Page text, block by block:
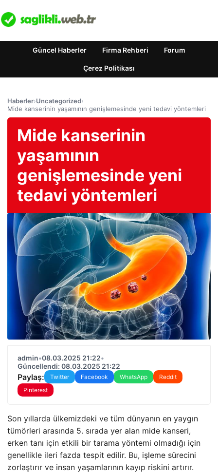
Güncel Haberler Firma Rehberi Forum
Çerez Politikası
Haberler›Uncategorized›
Mide kanserinin yaşamının genişlemesinde yeni tedavi yöntemleri
Mide kanserinin
yaşamının
genişlemesinde yeni
tedavi yöntemleri
admin•08.03.2025 21:22•
Güncellendi: 08.03.2025 21:22
Paylaş: Twitter Facebook WhatsApp
Reddit
Pinterest
Son yıllarda ülkemizdeki ve tüm dünyanın en yaygın
tümörleri arasında 5. sırada yer alan mide kanseri,
erken tanı için etkili bir tarama yöntemi olmadığı için
genellikle ileri fazda tespit edilir. Bu, işleme sürecini
zorlaştırır ve insan yaşamlarının kayıp riskini artırır.